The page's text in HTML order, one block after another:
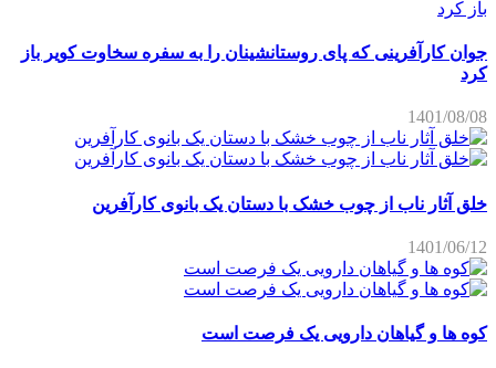
جوان کارآفرینی که پای روستانشینان را به سفره سخاوت کویر باز
کرد
1401/08/08
خلق آثار ناب از چوب خشک با دستان یک بانوی کارآفرین
1401/06/12
کوه ها و گیاهان دارویی یک فرصت است